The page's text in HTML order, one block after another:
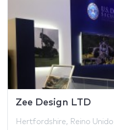
Zee Design LTD
Hertfordshire, Reino Unido